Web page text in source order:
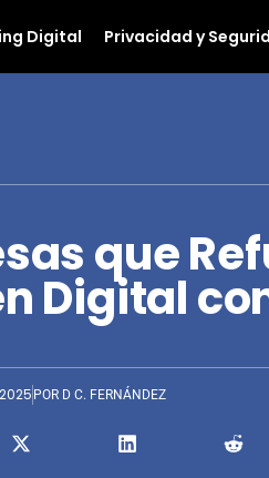
Digital Privacidad y
que
Digital
POR D C. FERNÁNDEZ